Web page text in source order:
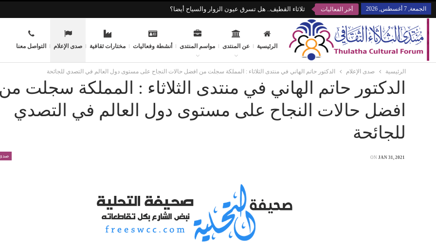
الجمعة, 7 أغسطس, 2026 أخر الفعاليات ثلاثاء القطيف.. هل تسرق عيون الزوار والسياح أيضا؟
الرئيسية عن المنتدى مواسم المنتدى أنشطة وفعاليات مختارات ثقافية صدى الإعلام التواصل معنا
الرئيسية صدى الإعلام الدكتور حاتم الهاني في منتدى الثلاثاء : المملكة سجلت من افضل حالات النجاح على مستوى دول العالم في التصدي للجائحة
الدكتور حاتم الهاني في منتدى الثلاثاء : المملكة سجلت من
افضل حالات النجاح على مستوى دول العالم في التصدي
للجائحة
صدى ON JAN 31, 2021